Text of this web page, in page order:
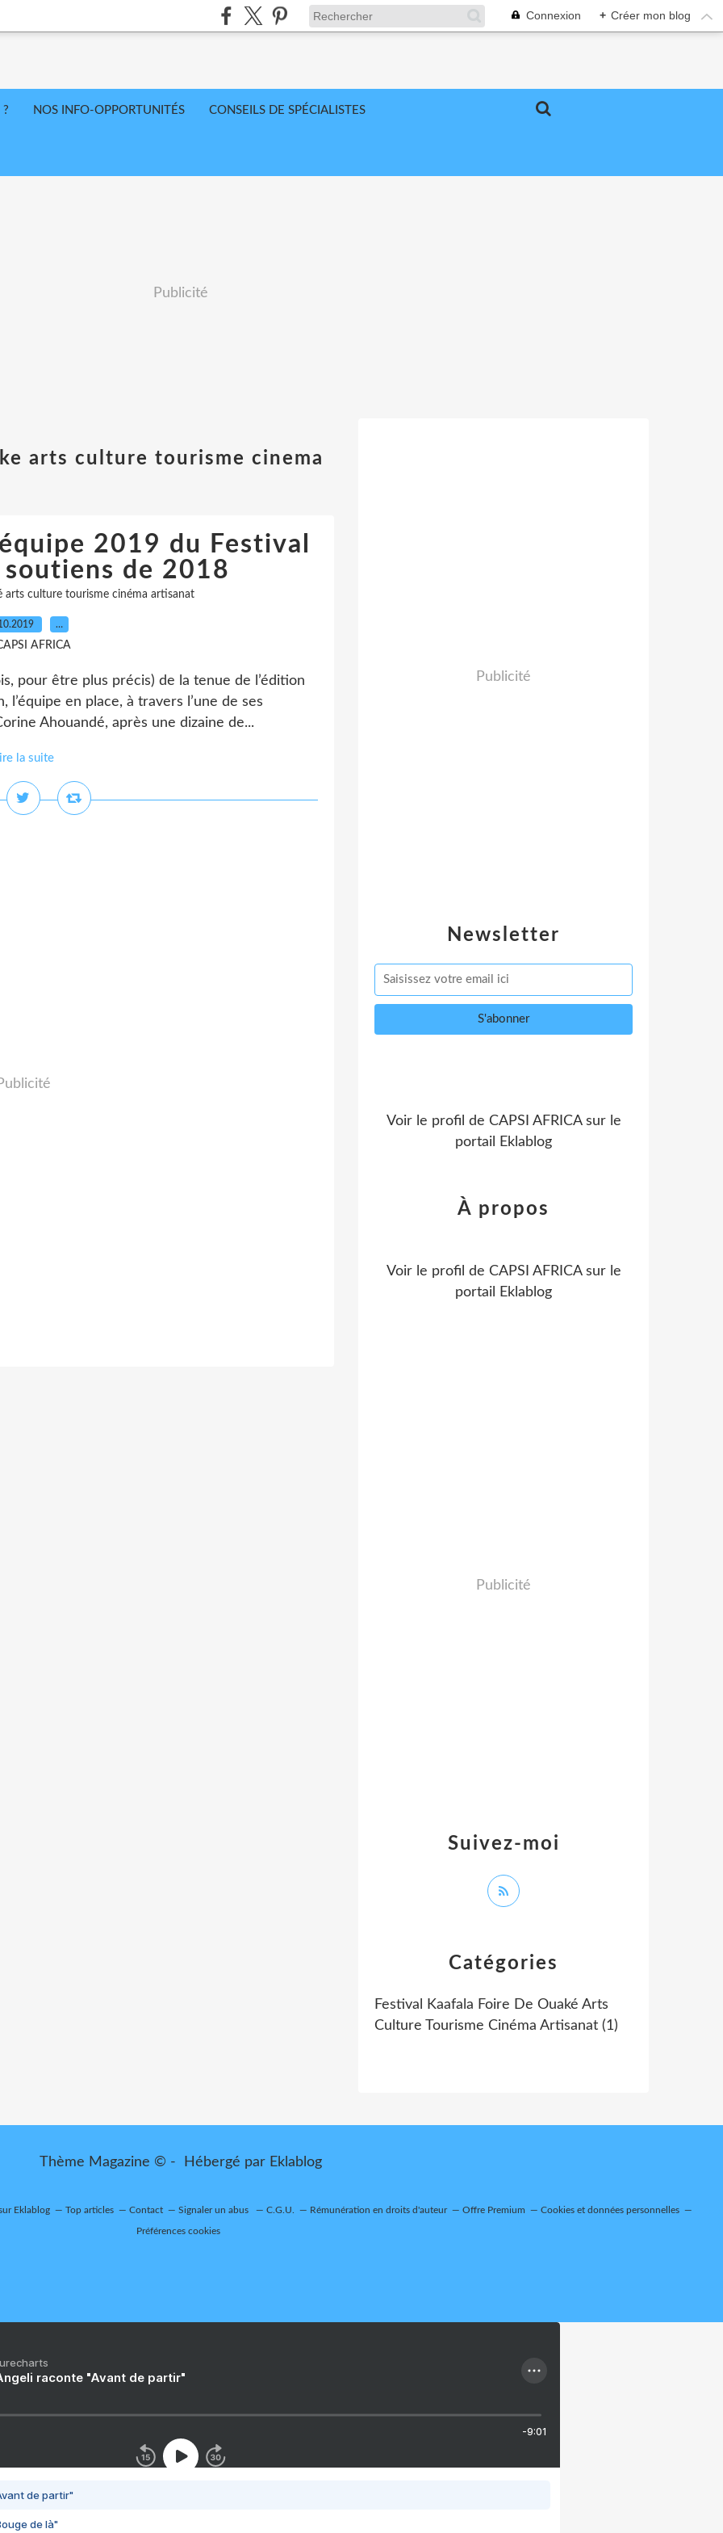
Connexion + Créer mon blog
NOS INFO-OPPORTUNITÉS CONSEILS DE SPÉCIALISTES
Publicité
arts culture tourisme cinema
2019 du Festival
de 2018
arts culture tourisme cinéma artisanat
…
AFRICA
pour être plus précis) de la tenue de l’édition
en place, à travers l’une de ses
Ahouandé, après une dizaine de...
la suite
Newsletter
Publicité
Catégories
Festival Kaafala Foire De Ouaké Arts
Culture Tourisme Cinéma Artisanat (1)
Voir le profil de CAPSI AFRICAsur le
portail Eklablog
Suivez-moi
À propos
Voir le profil de CAPSI AFRICAsur le
portail Eklablog
Publicité
Thème Magazine © - Hébergé par Eklablog
Eklablog Top articles Contact Signaler un abus C.G.U. Rémunération en droits d'auteur Offre Premium Cookies et données personnelles
Préférences cookies
raconte "Avant de partir"
-9:01
de partir"
de là"